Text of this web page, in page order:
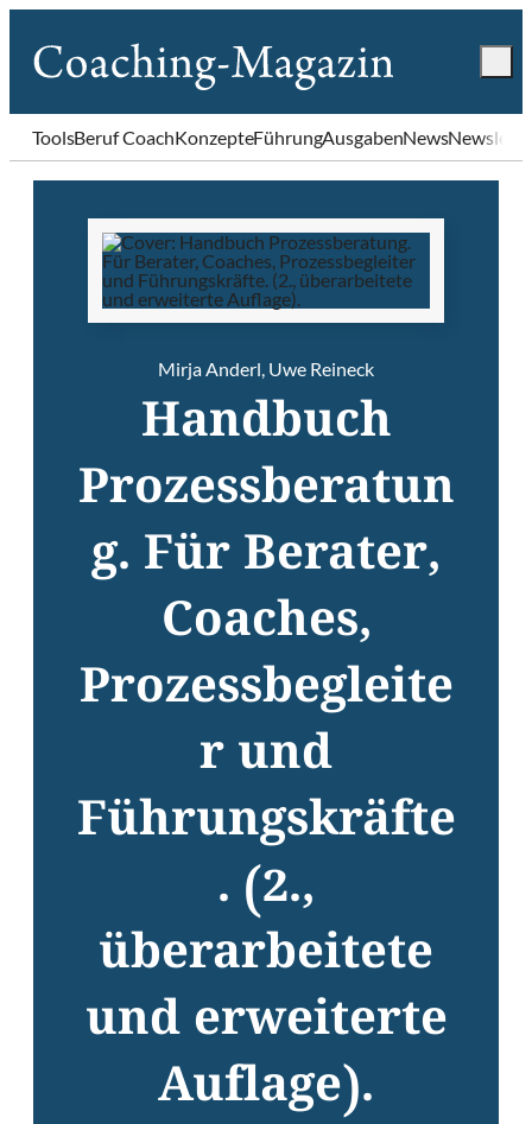
ToolsBeruf CoachKonzepteFührungAusgabenNews
Mirja Anderl Uwe Reineck
Handbuch
Prozessberatun
g. Für Berater,
Coaches,
Prozessbegleite
r und
Führungskräfte
. (2.,
überarbeitete
und erweiterte
Auflage).